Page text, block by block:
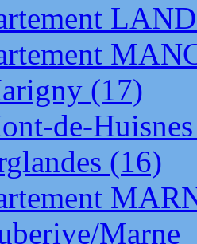
(17)
de-
(16)
Marne